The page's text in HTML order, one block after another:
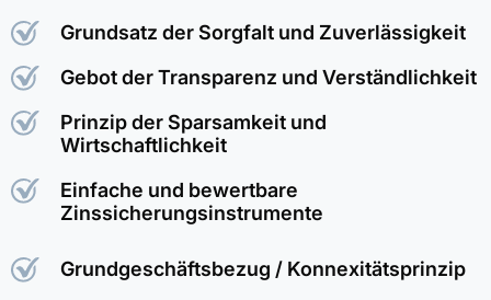
Grundsatz der Sorgfalt und Zuverlässigkeit
Gebot der Transparenz und Verständlichkeit
Prinzip der Sparsamkeit und
Wirtschaftlichkeit
Einfache und bewertbare
Zinssicherungsinstrumente
Grundgeschäftsbezug / Konnexitätsprinzip